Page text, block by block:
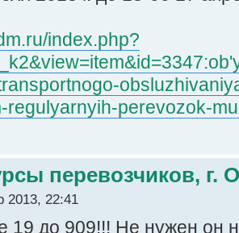
index.php?
regulyarnyih-perevozok-
перевозчиков, г.
2013, 22:41
19 до 909!!! Не нужен он